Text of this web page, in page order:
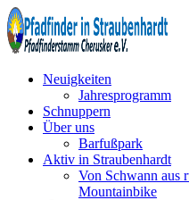
Neuigkeiten
Jahresprogramm
Schnuppern
Über uns
Barfußpark
Aktiv in Straubenhardt
Von Schwann aus
Mountainbike